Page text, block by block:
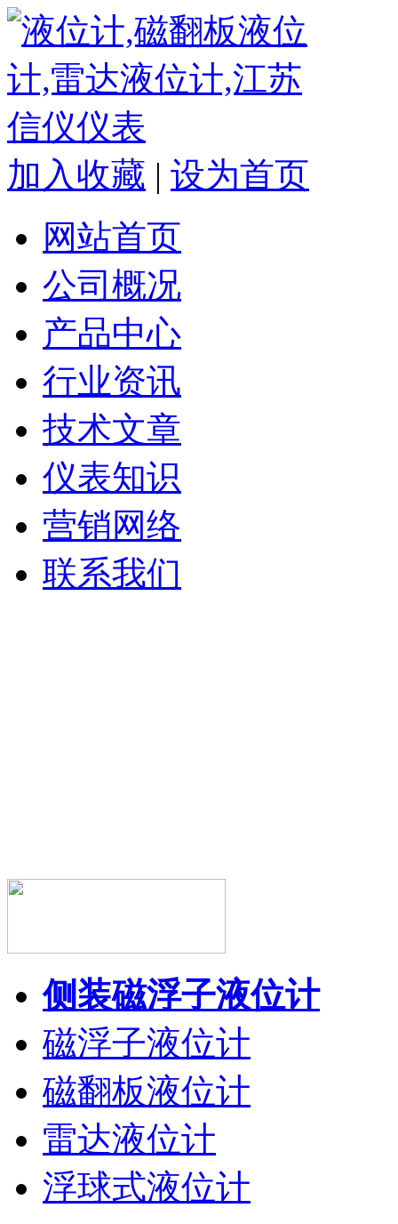
加入收藏 | 设为首页
网站首页
公司概况
产品中心
行业资讯
技术文章
仪表知识
营销网络
联系我们
侧装磁浮子液位计
磁浮子液位计
磁翻板液位计
雷达液位计
浮球式液位计